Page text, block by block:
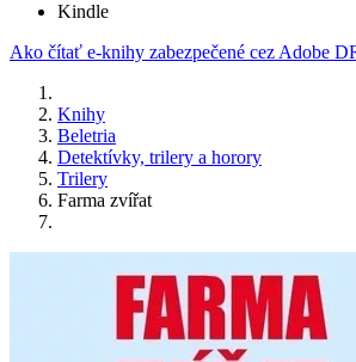
Kindle
Ako čítať e-knihy zabezpečené cez Adobe
Knihy
Beletria
Detektívky, trilery a horory
Trilery
Farma zvířat